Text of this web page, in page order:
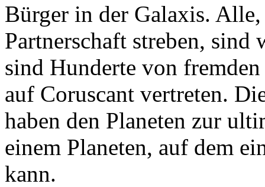
Bürger in der Galaxis.
Partnerschaft streben,
sind Hunderte von
auf Coruscant vertreten.
haben den Planeten zur
einem Planeten, auf dem
kann.